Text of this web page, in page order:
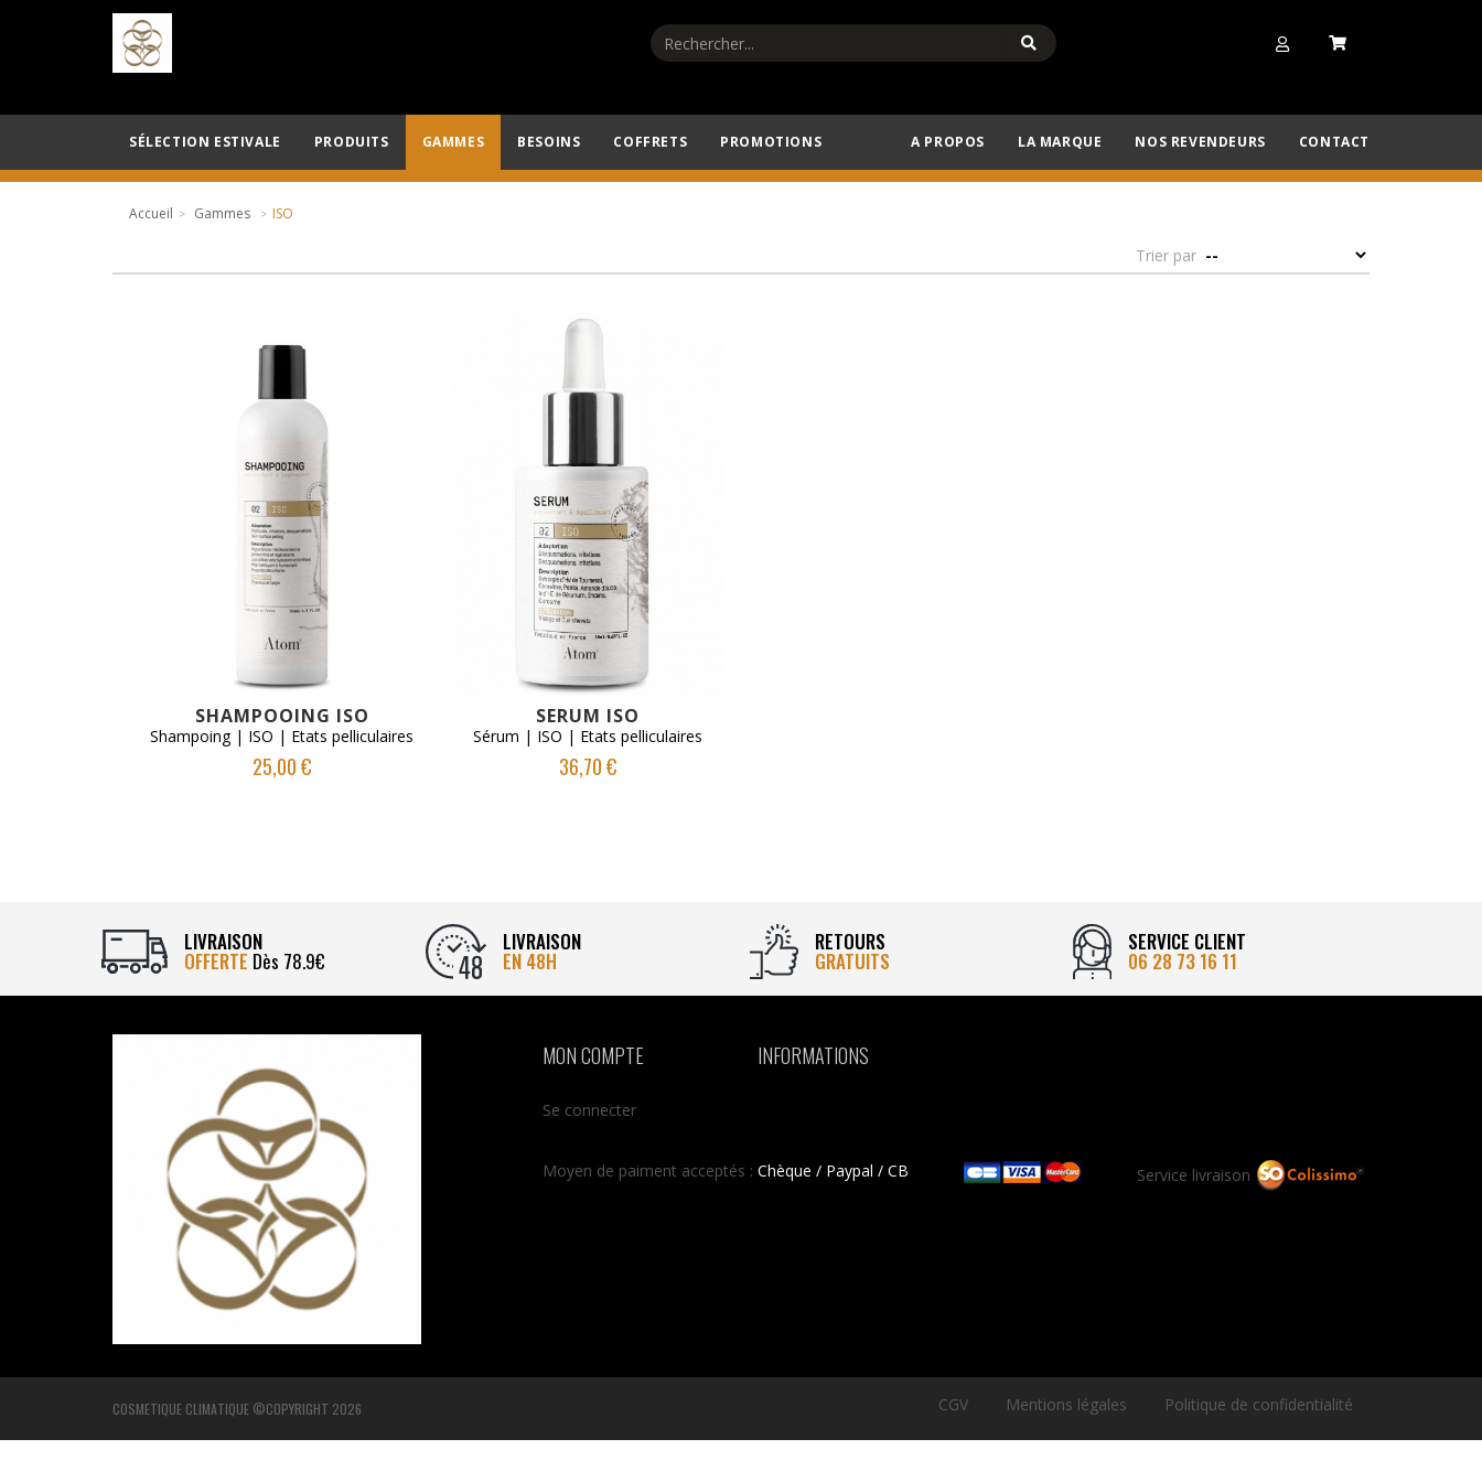
SÉLECTION ESTIVALE PRODUITS GAMMES BESOINS COFFRETS PROMOTIONS A PROPOS LA MARQUE NOS REVENDEURS CONTACT
Accueil Gammes ISO
Trier par
AJOUTER AU PANIER
VOIR LE PRODUIT
SHAMPOOING ISO
Shampoing | ISO | Etats pelliculaires
25,00 €
AJOUTER AU PANIER
VOIR LE PRODUIT
SERUM ISO
Sérum | ISO | Etats pelliculaires
36,70 €
LIVRAISON
OFFERTE Dès 78.9€
LIVRAISON
EN 48H
RETOURS
GRATUITS
SERVICE CLIENT
06 28 73 16 11
MON COMPTE
Se connecter
INFORMATIONS
Moyen de paiment acceptés : Chèque / Paypal / CB Service livraison
COSMETIQUE CLIMATIQUE ©COPYRIGHT 2026 CGV Mentions légales Politique de confidentialité